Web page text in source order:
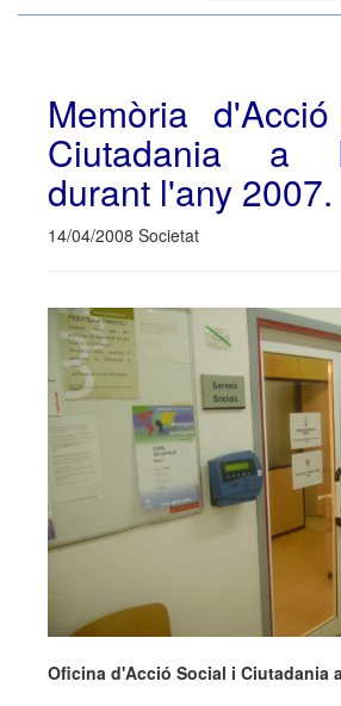
Memòria
Ciutadania a
durant l'any 2007.
14/04/2008 Societat
Oficina d'Acció Social i Ciutadania